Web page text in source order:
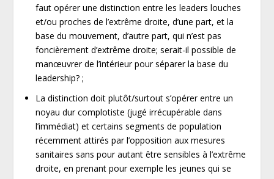
faut opérer une distinction entre les leaders louches
et/ou proches de l’extrême droite, d’une part, et la
base du mouvement, d’autre part, qui n’est pas
foncièrement d’extrême droite; serait-il possible de
manœuvrer de l’intérieur pour séparer la base du
leadership? ;
La distinction doit plutôt/surtout s’opérer entre un
noyau dur complotiste (jugé irrécupérable dans
l’immédiat) et certains segments de population
récemment attirés par l’opposition aux mesures
sanitaires sans pour autant être sensibles à l’extrême
droite, en prenant pour exemple les jeunes qui se